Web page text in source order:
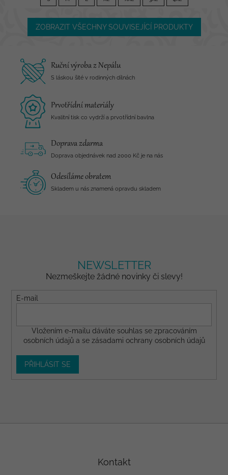
ZOBRAZIT VŠECHNY SOUVISEJÍCÍ PRODUKTY
Ruční výroba z Nepálu
S láskou šité v rodinných dílnách
Prvotřídní materiály
Kvalitní tisk co vydrží a prvotřídní bavlna
Doprava zdarma
Doprava objednávek nad 2000 Kč je na nás
Odesíláme obratem
Skladem u nás znamená opravdu skladem
NEWSLETTER
Nezmeškejte žádné novinky či slevy!
E-mail
Vložením e-mailu dáváte souhlas se zpracováním
osobních údajů a se zásadami ochrany osobních údajů
PŘIHLÁSIT SE
Kontakt